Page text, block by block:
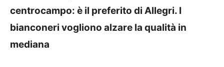
centrocampo: è il preferito di Allegri. I
bianconeri vogliono alzare la qualità in
mediana